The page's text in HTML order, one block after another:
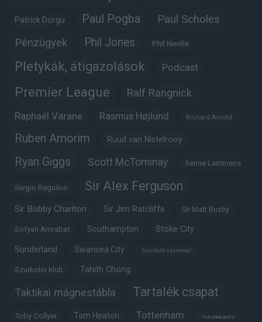
Patrick Dorgu Paul Pogba Paul Scholes
Pénzügyek Phil Jones Phil Neville
Pletykák, átigazolások Podcast
Premier League Ralf Rangnick
Raphaël Varane Rasmus Højlund Richard Arnold
Ruben Amorim Ruud van Nistelrooy
Ryan Giggs Scott McTominay Senne Lammens
Sergio Reguilon Sir Alex Ferguson
Sir Bobby Charlton Sir Jim Ratcliffe Sir Matt Busby
Sofyan Amrabat Southampton Stoke City
Sunderland Swansea City Szurkoló szemmel
Szurkolói klub Tahith Chong
Taktikai mágnestábla Tartalék csapat
Toby Collyer Tom Heaton Tottenham Trófeabibliográfia